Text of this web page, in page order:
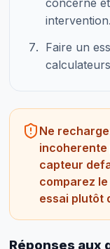
concerné
intervention.
Faire un
Ne
incoherente
capteur
comparez
essai plutôt
Réponses aux